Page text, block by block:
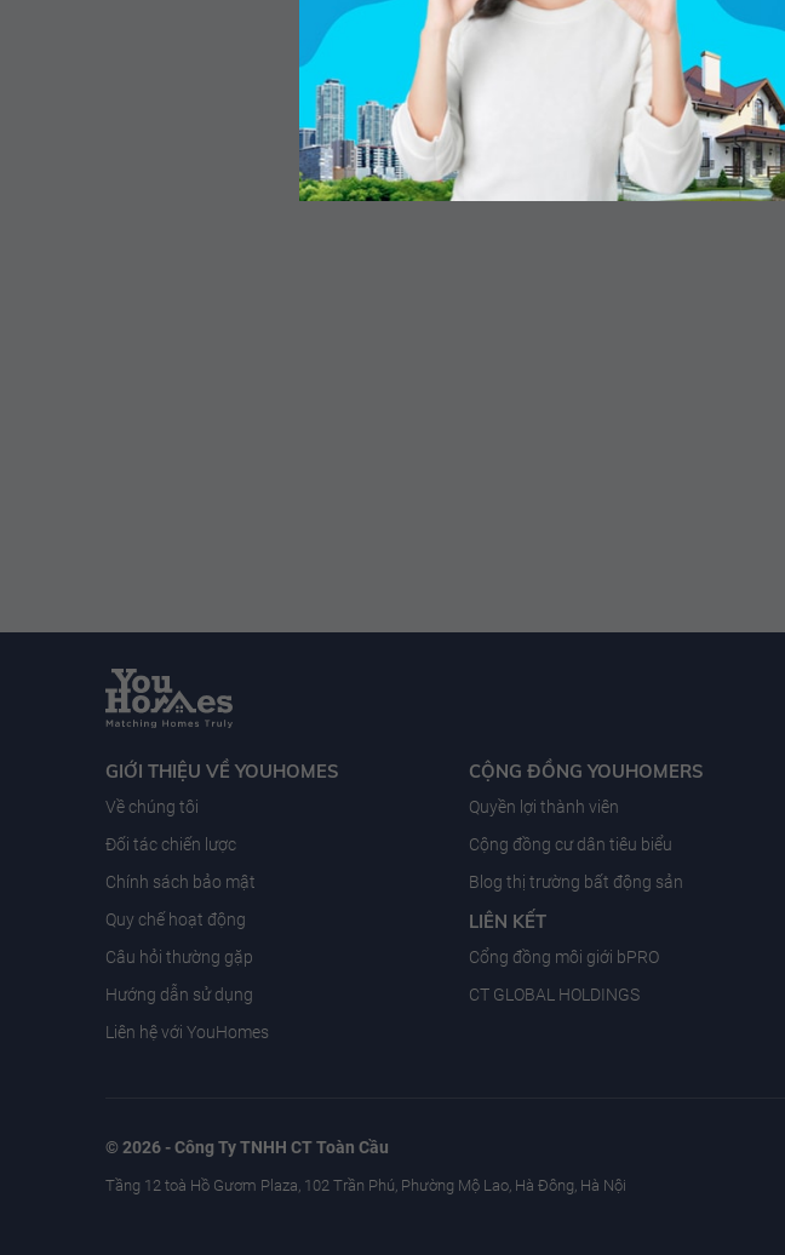
GIỚI THIỆU VỀ YOUHOMES
Về chúng tôi
Đối tác chiến lược
Chính sách bảo mật
Quy chế hoạt động
Câu hỏi thường gặp
Hướng dẫn sử dụng
Liên hệ với YouHomes
CỘNG ĐỒNG YOUHOMERS
Quyền lợi thành viên
Cộng đồng cư dân tiêu biểu
Blog thị trường bất động sản
LIÊN KẾT
Cổng đồng môi giới bPRO
CT GLOBAL HOLDINGS
© 2026 - Công Ty TNHH CT Toàn Cầu
Tầng 12 toà Hồ Gươm Plaza, 102 Trần Phú, Phường Mộ Lao, Hà Đông, Hà Nội